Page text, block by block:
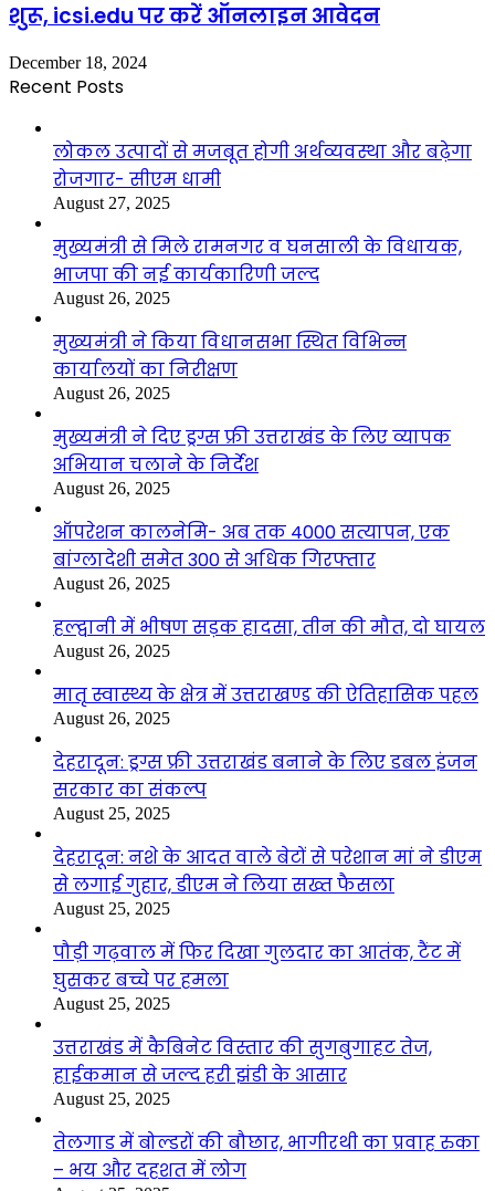
शुरू, icsi.edu पर करें ऑनलाइन आवेदन
December 18, 2024
Recent Posts
लोकल उत्पादों से मजबूत होगी अर्थव्यवस्था और बढ़ेगा
रोजगार- सीएम धामी
August 27, 2025
मुख्यमंत्री से मिले रामनगर व घनसाली के विधायक,
भाजपा की नई कार्यकारिणी जल्द
August 26, 2025
मुख्यमंत्री ने किया विधानसभा स्थित विभिन्न
कार्यालयों का निरीक्षण
August 26, 2025
मुख्यमंत्री ने दिए ड्रग्स फ्री उत्तराखंड के लिए व्यापक
अभियान चलाने के निर्देश
August 26, 2025
ऑपरेशन कालनेमि- अब तक 4000 सत्यापन, एक
बांग्लादेशी समेत 300 से अधिक गिरफ्तार
August 26, 2025
हल्द्वानी में भीषण सड़क हादसा, तीन की मौत, दो घायल
August 26, 2025
मातृ स्वास्थ्य के क्षेत्र में उत्तराखण्ड की ऐतिहासिक पहल
August 26, 2025
देहरादून: ड्रग्स फ्री उत्तराखंड बनाने के लिए डबल इंजन
सरकार का संकल्प
August 25, 2025
देहरादून: नशे के आदत वाले बेटों से परेशान मां ने डीएम
से लगाई गुहार, डीएम ने लिया सख्त फैसला
August 25, 2025
पौड़ी गढ़वाल में फिर दिखा गुलदार का आतंक, टैंट में
घुसकर बच्चे पर हमला
August 25, 2025
उत्तराखंड में कैबिनेट विस्तार की सुगबुगाहट तेज,
हाईकमान से जल्द हरी झंडी के आसार
August 25, 2025
तेलगाड में बोल्डरों की बौछार, भागीरथी का प्रवाह रुका
– भय और दहशत में लोग